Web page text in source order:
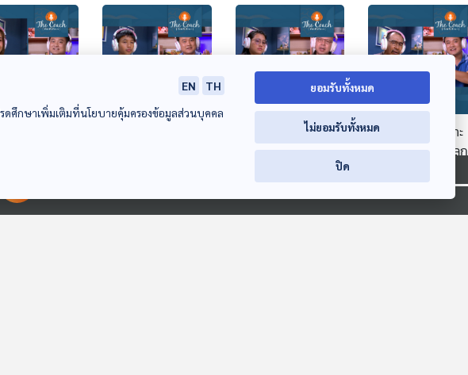
แข่งขัน..ยิ่งหลงทาง
EP. 43: เสริมเกราะ
ป้องกัน สร้างภูมิลูก
00:00:00
EN
TH
ดศึกษาเพิ่มเติมที่นโยบายคุ้มครองข้อมูลส่วนบุคคล
ยอมรับทั้งหมด
ไม่ยอมรับทั้งหมด
ปิด